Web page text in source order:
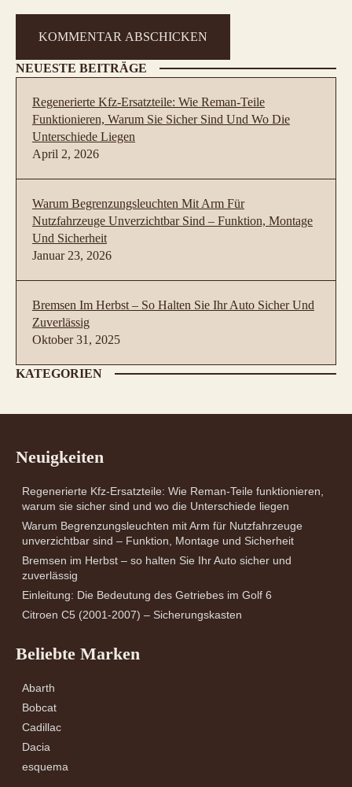
NEUESTE BEITRÄGE
Regenerierte Kfz-Ersatzteile: Wie Reman-Teile
Funktionieren, Warum Sie Sicher Sind Und Wo Die
Unterschiede Liegen
April 2, 2026
Warum Begrenzungsleuchten Mit Arm Für
Nutzfahrzeuge Unverzichtbar Sind – Funktion, Montage
Und Sicherheit
Januar 23, 2026
Bremsen Im Herbst – So Halten Sie Ihr Auto Sicher Und
Zuverlässig
Oktober 31, 2025
KATEGORIEN
Neuigkeiten
Regenerierte Kfz-Ersatzteile: Wie Reman-Teile funktionieren,
warum sie sicher sind und wo die Unterschiede liegen
Warum Begrenzungsleuchten mit Arm für Nutzfahrzeuge
unverzichtbar sind – Funktion, Montage und Sicherheit
Bremsen im Herbst – so halten Sie Ihr Auto sicher und
zuverlässig
Einleitung: Die Bedeutung des Getriebes im Golf 6
Citroen C5 (2001-2007) – Sicherungskasten
Beliebte Marken
Abarth
Bobcat
Cadillac
Dacia
esquema